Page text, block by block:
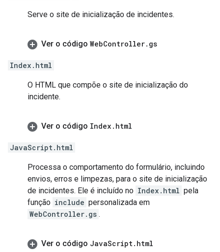
Serve o site de inicialização de incidentes.
Ver o código WebController. gs
Index.html
O HTML que compõe o site de inicialização do
incidente.
Ver o código Index . html
JavaScript.html
Processa o comportamento do formulário, incluindo
envios, erros e limpezas, para o site de inicialização
de incidentes. Ele é incluído no Index.html pela
função include personalizada em
WebController.gs .
Ver o código JavaScript . html